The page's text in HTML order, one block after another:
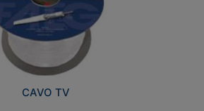
CAVO TV